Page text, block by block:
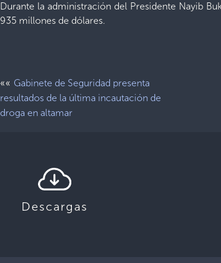
Durante la administración del Presidente Nayib
935 millones de dólares.
«« Gabinete de Seguridad presenta
resultados de la última incautación de
droga en altamar
Descargas